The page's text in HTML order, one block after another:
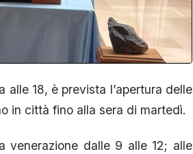
18, è prevista l’apertura delle
in città fino alla sera di martedì.
venerazione dalle 9 alle 12; alle